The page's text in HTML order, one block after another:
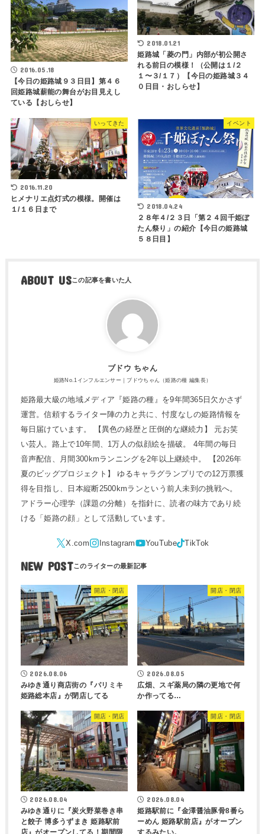
2016.05.18
【今日の姫路城９３日目】第４６
回姫路城薪能の舞台がお目見えし
ている【おしらせ】
2018.01.21
姫路城「菱の門」内部が初公開さ
れる前日の模様！（公開は１/２
１〜３/１７）【今日の姫路城３４
０日目・おしらせ】
いってきた
2016.11.20
ヒメナリエ点灯式の模様。開催は
１/１６日まで
イベント
2018.04.24
２８年４/２３日「第２４回千姫ぼ
たん祭り」の紹介【今日の姫路城
５８日目】
ABOUT US
ブドウ ちゃん
姫路No.1インフルエンサー｜ブドウちゃん（姫路の種 編集長）
姫路最大級の地域メディア『姫路の種』を9年間365日欠かさず
運営。信頼するライター陣の力と共に、忖度なしの姫路情報を
毎日届けています。 【異色の経歴と圧倒的な継続力】 元お笑
い芸人。路上で10年間、1万人の似顔絵を描破。 4年間の毎日
音声配信、月間300kmランニングを2年以上継続中。 【2026年
夏のビッグプロジェクト】 ゆるキャラグランプリでの12万票獲
得を目指し、日本縦断2500kmランという前人未到の挑戦へ。
アドラー心理学（課題の分離）を指針に、読者の味方であり続
ける「姫路の顔」として活動しています。
NEW POST
開店・閉店
2026.08.06
みゆき通り商店街の『パリミキ
姫路総本店』が閉店してる
開店・閉店
2026.08.05
広畑、スギ薬局の隣の更地で何
か作ってる…
開店・閉店
2026.08.04
みゆき通りに『炭火野菜巻き串
と餃子 博多うずまき 姫路駅前
店』がオープンしてる！期間限
開店・閉店
2026.08.04
姫路駅前に『金澤醤油豚骨8番ら
ーめん 姫路駅前店』がオープン
するみたい。